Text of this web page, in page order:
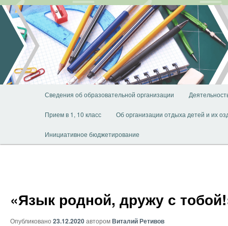
Перейти
основному
содержимому
Сведения об образовательной организации
Прием в 1, 10 класс Об организации отдыха детей и их
Инициативное бюджетирование
«Язык родной, дружу с
Опубликовано 23.12.2020авторомВиталий Ретивов